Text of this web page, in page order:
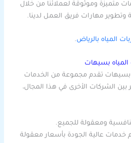
متميزة وموثوقة لعملائنا من خلال
وتطوير مهارات فريق العمل لدينا.
المياه بالرياض.
بسيهات
تقدم مجموعة من الخدمات
بين الشركات الأخرى في هذا المجال،
ومعقولة للجميع.
خدمات عالية الجودة بأسعار معقولة